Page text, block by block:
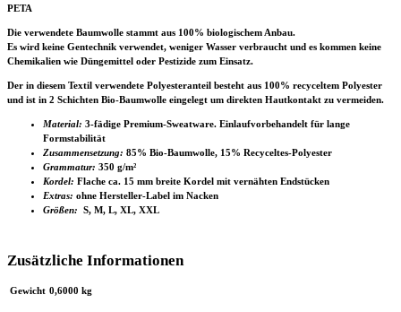
PETA
Die verwendete Baumwolle stammt aus 100% biologischem Anbau.
Es wird keine Gentechnik verwendet, weniger Wasser verbraucht und es kommen keine
Chemikalien wie Düngemittel oder Pestizide zum Einsatz.
Der in diesem Textil verwendete Polyesteranteil besteht aus 100% recyceltem Polyester
und ist in 2 Schichten Bio-Baumwolle eingelegt um direkten Hautkontakt zu vermeiden.
Material: 3-fädige Premium-Sweatware. Einlaufvorbehandelt für lange
Formstabilität
Zusammensetzung: 85% Bio-Baumwolle, 15% Recyceltes-Polyester
Grammatur: 350 g/m²
Kordel: Flache ca. 15 mm breite Kordel mit vernähten Endstücken
Extras: ohne Hersteller-Label im Nacken
Größen: S, M, L, XL, XXL
Zusätzliche Informationen
Gewicht 0,6000 kg